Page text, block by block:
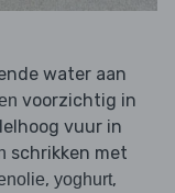
water aan
voorzichtig in
vuur in
schrikken met
, yoghurt,